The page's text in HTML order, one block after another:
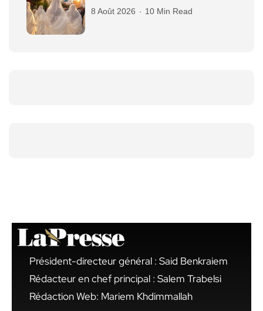
8 Août 2026 10 Min Read
Président-directeur général : Said Benkraiem
Rédacteur en chef principal : Salem Trabelsi
Rédaction Web: Mariem Khdimmallah